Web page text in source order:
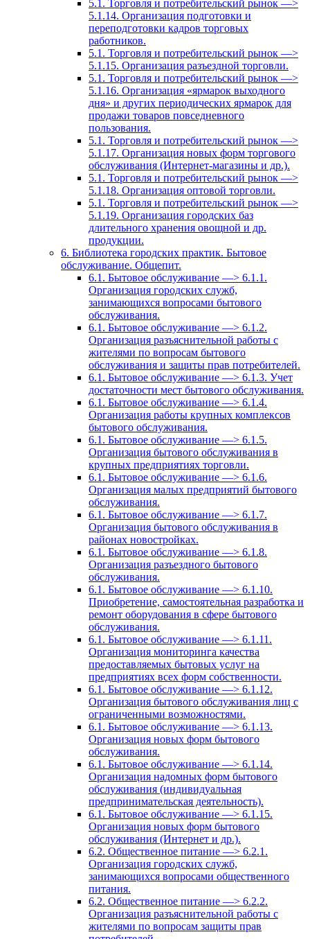
5.1. Торговля и потребительский рынок —>
5.1.14. Организация подготовки и
переподготовки кадров торговых
работников.
5.1. Торговля и потребительский рынок —>
5.1.15. Организация разъездной торговли.
5.1. Торговля и потребительский рынок —>
5.1.16. Организация «ярмарок выходного
дня» и других периодических ярмарок для
продажи товаров повседневного
пользования.
5.1. Торговля и потребительский рынок —>
5.1.17. Организация новых форм торгового
обслуживания (Интернет-магазины и др.).
5.1. Торговля и потребительский рынок —>
5.1.18. Организация оптовой торговли.
5.1. Торговля и потребительский рынок —>
5.1.19. Организация городских баз
длительного хранения овощной и др.
продукции.
6. Библиотека городских практик. Бытовое
обслуживание. Общепит.
6.1. Бытовое обслуживание —> 6.1.1.
Организация городских служб,
занимающихся вопросами бытового
обслуживания.
6.1. Бытовое обслуживание —> 6.1.2.
Организация разъяснительной работы с
жителями по вопросам бытового
обслуживания и защиты прав потребителей.
6.1. Бытовое обслуживание —> 6.1.3. Учет
достаточности мест бытового обслуживания.
6.1. Бытовое обслуживание —> 6.1.4.
Организация работы крупных комплексов
бытового обслуживания.
6.1. Бытовое обслуживание —> 6.1.5.
Организация бытового обслуживания в
крупных предприятиях торговли.
6.1. Бытовое обслуживание —> 6.1.6.
Организация малых предприятий бытового
обслуживания.
6.1. Бытовое обслуживание —> 6.1.7.
Организация бытового обслуживания в
районах новостройках.
6.1. Бытовое обслуживание —> 6.1.8.
Организация разъездного бытового
обслуживания.
6.1. Бытовое обслуживание —> 6.1.10.
Приобретение, самостоятельная разработка и
ремонт оборудования в сфере бытового
обслуживания.
6.1. Бытовое обслуживание —> 6.1.11.
Организация мониторинга качества
предоставляемых бытовых услуг на
предприятиях всех форм собственности.
6.1. Бытовое обслуживание —> 6.1.12.
Организация бытового обслуживания лиц с
ограниченными возможностями.
6.1. Бытовое обслуживание —> 6.1.13.
Организация новых форм бытового
обслуживания.
6.1. Бытовое обслуживание —> 6.1.14.
Организация надомных форм бытового
обслуживания (индивидуальная
предпринимательская деятельность).
6.1. Бытовое обслуживание —> 6.1.15.
Организация новых форм бытового
обслуживания (Интернет и др.).
6.2. Общественное питание —> 6.2.1.
Организация городских служб,
занимающихся вопросами общественного
питания.
6.2. Общественное питание —> 6.2.2.
Организация разъяснительной работы с
жителями по вопросам защиты прав